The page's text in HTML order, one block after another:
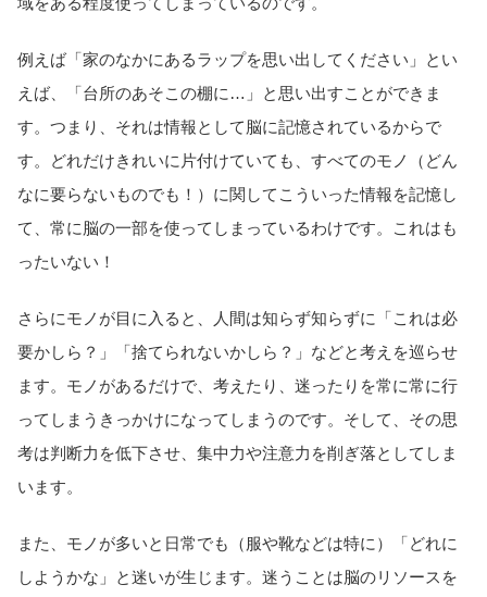
例えば「家のなかにあるラップを思い出してください」とい
えば、「台所のあそこの棚に…」と思い出すことができま
す。つまり、それは情報として脳に記憶されているからで
す。どれだけきれいに片付けていても、すべてのモノ（どん
なに要らないものでも！）に関してこういった情報を記憶し
て、常に脳の一部を使ってしまっているわけです。これはも
ったいない！
さらにモノが目に入ると、人間は知らず知らずに「これは必
要かしら？」「捨てられないかしら？」などと考えを巡らせ
ます。モノがあるだけで、考えたり、迷ったりを常に常に行
ってしまうきっかけになってしまうのです。そして、その思
考は判断力を低下させ、集中力や注意力を削ぎ落としてしま
います。
また、モノが多いと日常でも（服や靴などは特に）「どれに
しようかな」と迷いが生じます。迷うことは脳のリソースを